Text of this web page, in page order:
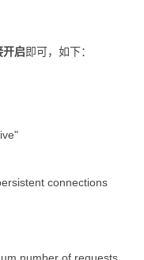
开启即可，如下：
connections